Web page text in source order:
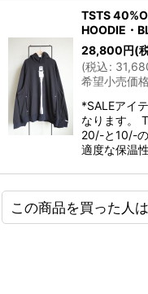
TSTS
HOODIE・
28,800円(
(税込:
希望小売価格
*SALEアイ
なります。
20/-と10/-の
適度な保温
この商品を買った人